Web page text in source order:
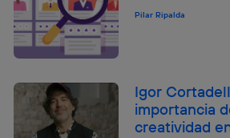
Pilar Ripalda
Igor
importancia
creatividad